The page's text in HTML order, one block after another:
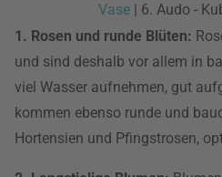
Vase | 6. Audo -
1. Rosen und runde Blüten:
und sind deshalb vor allem in
viel Wasser aufnehmen, gut
kommen ebenso runde und
Hortensien und Pfingstrosen,